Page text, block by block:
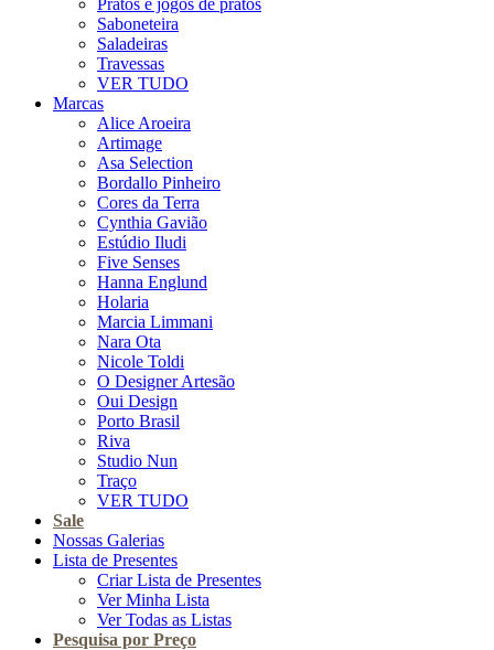
Pratos e jogos de pratos
Saboneteira
Saladeiras
Travessas
VER TUDO
Marcas
Alice Aroeira
Artimage
Asa Selection
Bordallo Pinheiro
Cores da Terra
Cynthia Gavião
Estúdio Iludi
Five Senses
Hanna Englund
Holaria
Marcia Limmani
Nara Ota
Nicole Toldi
O Designer Artesão
Oui Design
Porto Brasil
Riva
Studio Nun
Traço
VER TUDO
Sale
Nossas Galerias
Lista de Presentes
Criar Lista de Presentes
Ver Minha Lista
Ver Todas as Listas
Pesquisa por Preço